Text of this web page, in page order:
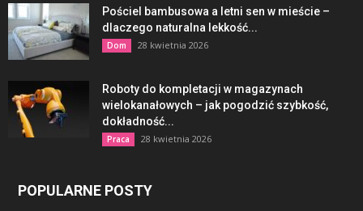
Pościel bambusowa a letni sen w mieście –
dlaczego naturalna lekkość...
Dom 28 kwietnia 2026
Roboty do kompletacji w magazynach
wielokanałowych – jak pogodzić szybkość,
dokładność...
Praca 28 kwietnia 2026
POPULARNE POSTY